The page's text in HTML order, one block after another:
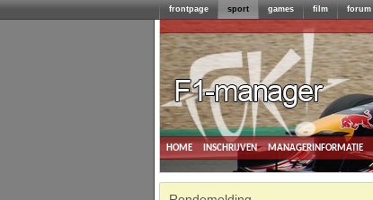
frontpage sport games film forum
home inschrijven managerinformatie